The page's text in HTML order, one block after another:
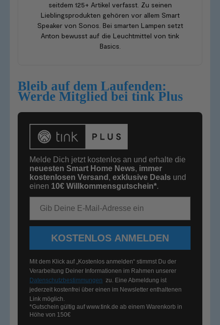
seitdem 125+ Artikel verfasst. Zu seinen
Lieblingsprodukten gehören vor allem Smart
Speaker von Sonos. Bei smarten Lampen setzt
Anton bewusst auf die Leuchtmittel von tink
Basics.
Bleib auf dem Laufenden:
Werde Mitglied bei tink Plus
Melde Dich jetzt kostenlos an und erhalte die
neuesten Smart Home News, immer
kostenlosen Versand , exklusive Deals und
einen 10€ Willkommensgutschein*.
KOSTENLOS ANMELDEN
Mit dem Klick auf „Kostenlos anmelden“ stimmst Du der
Verarbeitung Deiner Informationen im Rahmen unserer
Datenschutzbestimmungen zu. Eine Abmeldung ist
jederzeit kostenfrei über einen im Newsletter enthaltenen
Link möglich.
*Gutschein gültig aufwww.tink.de ab einem Warenkorb in
Höhe von 150€